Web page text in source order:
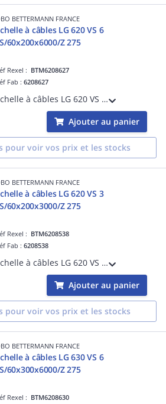
BETTERMANN FRANCE
à câbles LG 620 VS 6
60x200x6000/Z 275
Rexel : BTM6208627
Fab :6208627
Echelle à câbles LG 620 VS 6 FS/60x200x6000/Z 275 Acier, St / galvanisé par bande, DIN EN 10346
Ajouter au panier
pour voir vos prix et les stocks
BETTERMANN FRANCE
à câbles LG 620 VS 3
60x200x3000/Z 275
Rexel : BTM6208538
Fab :6208538
Echelle à câbles LG 620 VS 3 FS/60x200x3000/Z 275 Acier, St / galvanisé par bande, DIN EN 10346
Ajouter au panier
pour voir vos prix et les stocks
BETTERMANN FRANCE
à câbles LG 630 VS 6
60x300x6000/Z 275
Rexel : BTM6208630